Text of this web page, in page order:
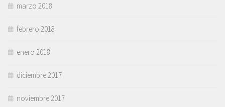
marzo 2018
febrero 2018
enero 2018
diciembre 2017
noviembre 2017